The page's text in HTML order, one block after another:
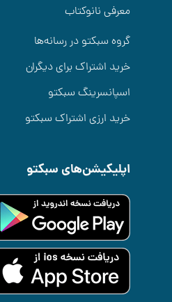
معرفی نانوکتاب
گروه سبکتو در رسانه‌ها
خرید اشتراک برای دیگران
اسپانسرینگ سبکتو
خرید ارزی اشتراک سبکتو
اپلیکیشن‌های سبکتو